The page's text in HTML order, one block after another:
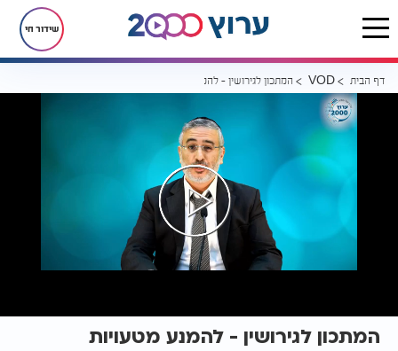
שידור חי
דף הבית VOD המתכון לגירושין - להמנע מטעויות
המתכון לגירושין - להמנע מטעויות